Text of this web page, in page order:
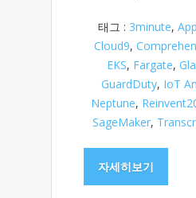
태그 : 3minute,
Cloud9,
EKS, Fargate,
GuardDuty, IoT
Neptune,
SageMaker,
자세히보기